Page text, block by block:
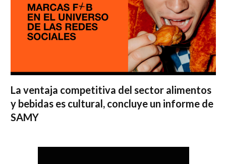
La ventaja competitiva del sector alimentos
y bebidas es cultural, concluye un informe de
SAMY